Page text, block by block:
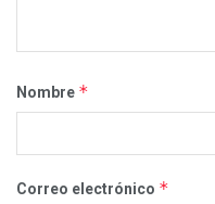
Nombre *
Correo electrónico *